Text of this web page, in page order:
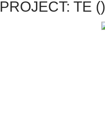
PROJECT: TE ()